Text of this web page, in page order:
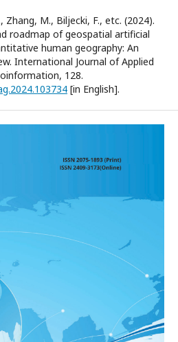
Zhang, M., Biljecki, F., etc. (2024).
roadmap of geospatial artificial
human geography: An
International Journal of Applied
128.
[in English].